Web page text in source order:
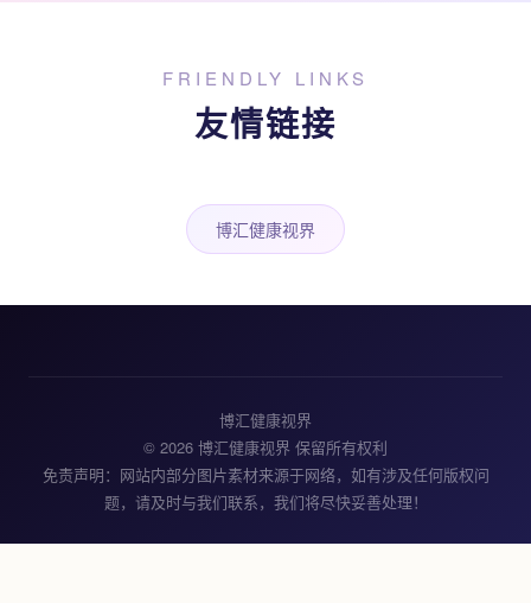
FRIENDLY LINKS
友情链接
博汇健康视界
博汇健康视界
© 2026 博汇健康视界 保留所有权利
免责声明：网站内部分图片素材来源于网络，如有涉及任何版权问
题，请及时与我们联系，我们将尽快妥善处理！